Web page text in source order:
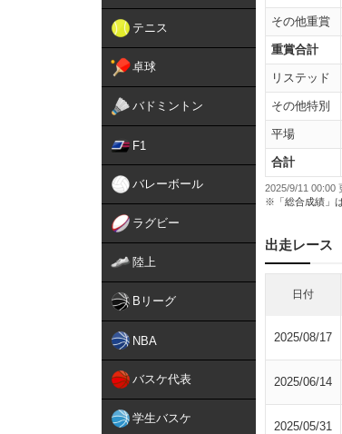
テニス
卓球
バドミントン
F1
バレーボール
ラグビー
陸上
Bリーグ
NBA
バスケ代表
学生バスケ
その他重賞
重賞合計
リステッド
その他特別
平場
合計
2025/9/11 00:00
※「総合成績」
出走レース
日付
2025/08/17
2025/06/14
2025/05/31